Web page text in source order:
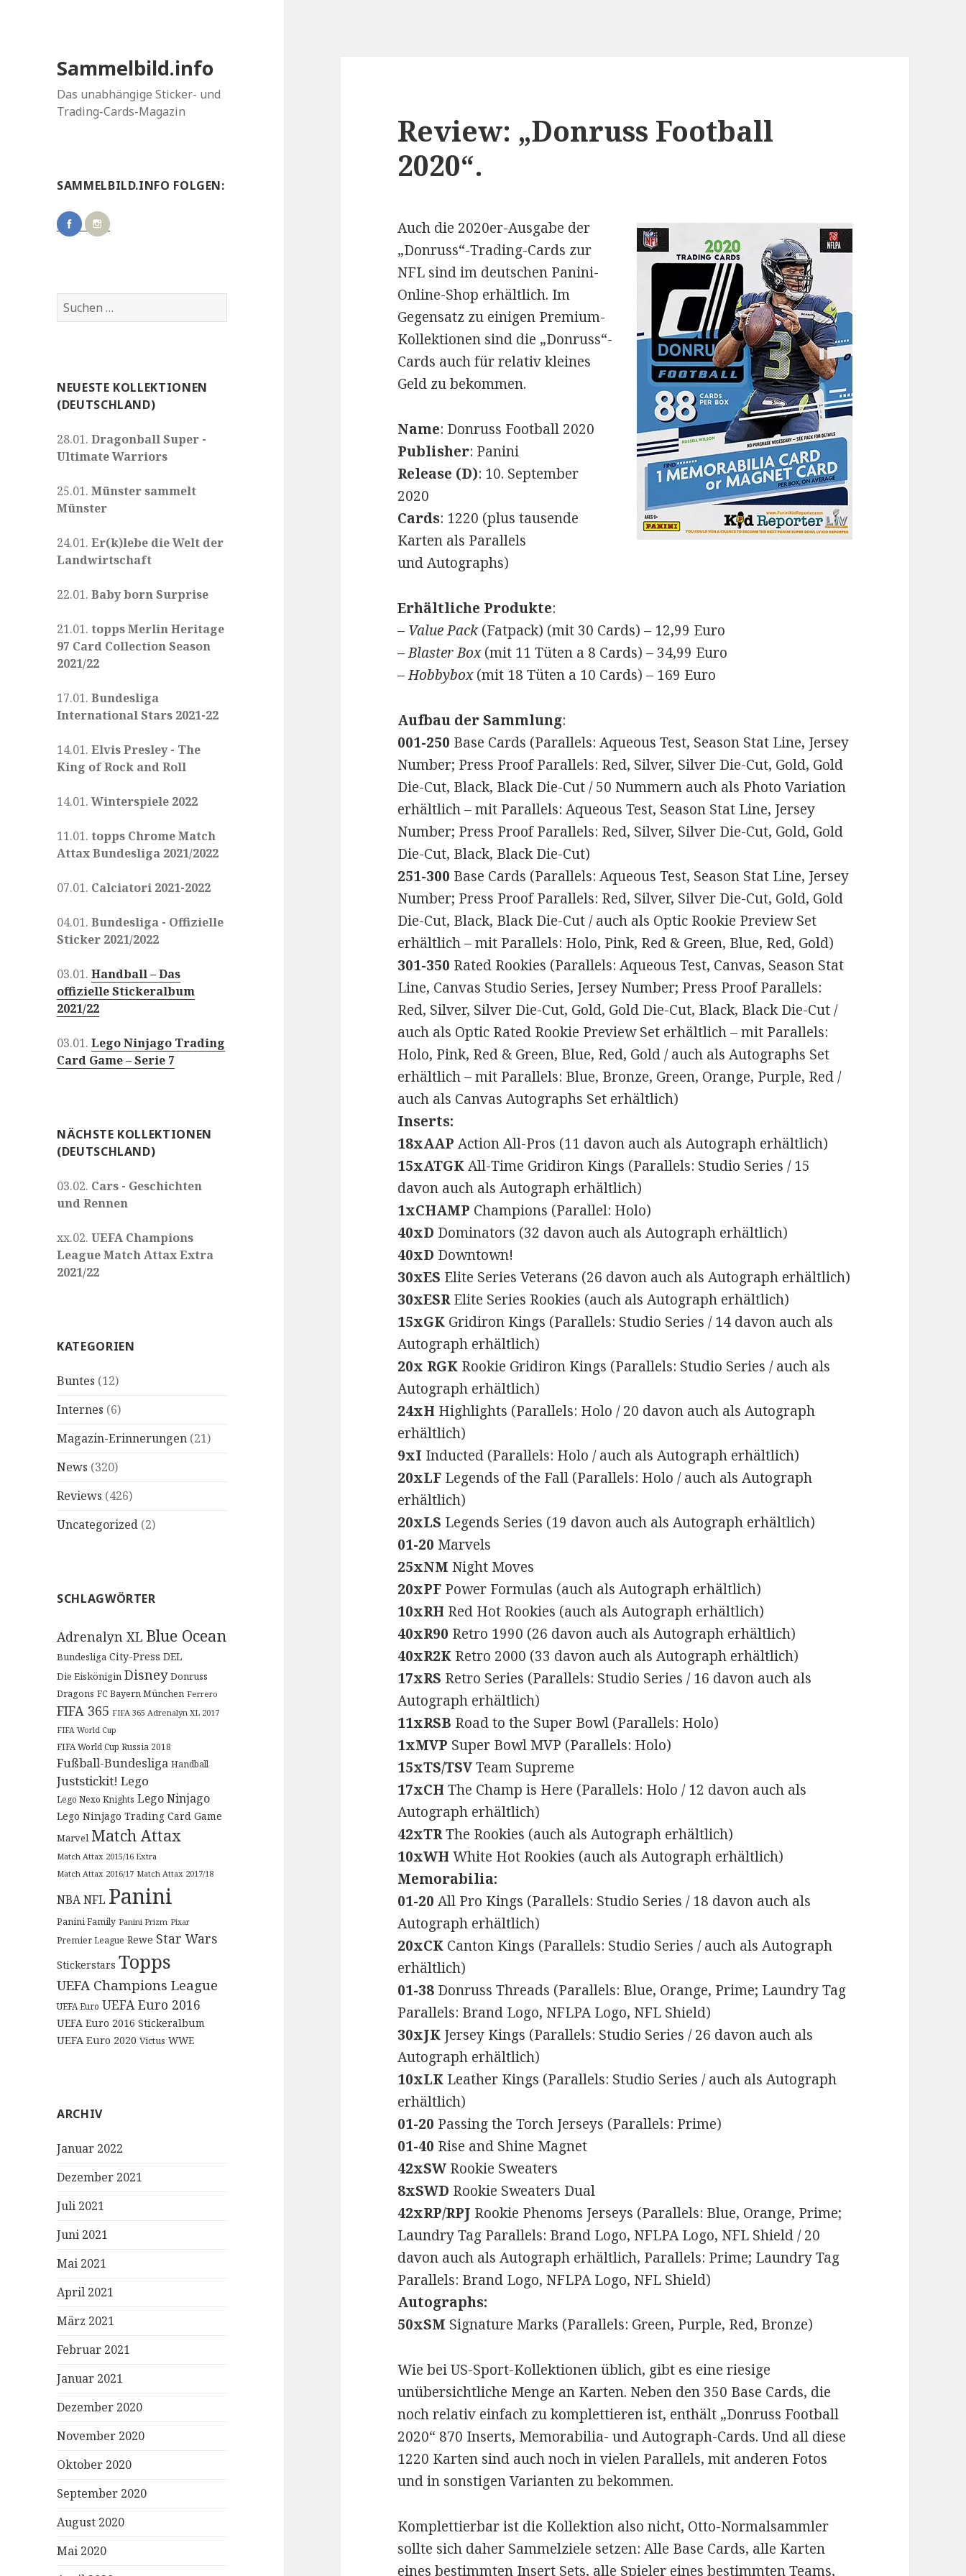
Sammelbild.info
Das unabhängige Sticker- und
Trading-Cards-Magazin
SAMMELBILD.INFO FOLGEN:
Suchen
nach:
NEUESTE KOLLEKTIONEN
(DEUTSCHLAND)
28.01.Dragonball Super -
Ultimate Warriors
25.01.Münster sammelt
Münster
24.01.Er(k)lebe die Welt der
Landwirtschaft
22.01.Baby born Surprise
21.01.topps Merlin Heritage
97 Card Collection Season
2021/22
17.01.Bundesliga
International Stars 2021-22
14.01.Elvis Presley - The
King of Rock and Roll
14.01.Winterspiele 2022
11.01.topps Chrome Match
Attax Bundesliga 2021/2022
07.01. Calciatori 2021-2022
04.01.Bundesliga - Offizielle
Sticker 2021/2022
03.01.Handball – Das
offizielle Stickeralbum
2021/22
03.01.Lego Ninjago Trading
Card Game – Serie 7
NÄCHSTE KOLLEKTIONEN
(DEUTSCHLAND)
03.02. Cars - Geschichten
und Rennen
xx.02.UEFA Champions
League Match Attax Extra
2021/22
KATEGORIEN
Buntes (12)
Internes (6)
Magazin-Erinnerungen (21)
News (320)
Reviews (426)
Uncategorized (2)
SCHLAGWÖRTER
Adrenalyn XL Blue Ocean
Bundesliga City-Press DEL
Die Eiskönigin Disney Donruss
Dragons FC Bayern München Ferrero
FIFA 365 FIFA 365 Adrenalyn XL 2017
FIFA World Cup
FIFA World Cup Russia 2018
Fußball-Bundesliga Handball
Juststickit! Lego
Lego Nexo Knights Lego Ninjago
Lego Ninjago Trading Card Game
Marvel Match Attax
Match Attax 2015/16 Extra
Match Attax 2016/17 Match Attax 2017/18
NBANFL Panini
Panini Family Panini Prizm Pixar
Premier League Rewe Star Wars
Stickerstars Topps
UEFA Champions League
UEFA Euro UEFA Euro 2016
UEFA Euro 2016 Stickeralbum
UEFA Euro 2020 Victus WWE
ARCHIV
Januar 2022
Dezember 2021
Juli 2021
Juni 2021
Mai 2021
April 2021
März 2021
Februar 2021
Januar 2021
Dezember 2020
November 2020
Oktober 2020
September 2020
August 2020
Mai 2020
Review: „Donruss Football
2020“.
Auch die 2020er-Ausgabe der
„Donruss“-Trading-Cards zur
NFL sind im deutschen Panini-
Online-Shop erhältlich. Im
Gegensatz zu einigen Premium-
Kollektionen sind die „Donruss“-
Cards auch für relativ kleines
Geld zu bekommen.
Name: Donruss Football 2020
Publisher: Panini
Release (D): 10. September
2020
Cards: 1220 (plus tausende
Karten als Parallels
und Autographs)
Erhältliche Produkte:
– Value Pack(Fatpack) (mit 30 Cards) – 12,99 Euro
–Blaster Box(mit 11 Tüten a 8 Cards) – 34,99 Euro
–Hobbybox(mit 18 Tüten a 10 Cards) – 169 Euro
Aufbau der Sammlung:
001-250 Base Cards (Parallels: Aqueous Test, Season Stat Line, Jersey
Number; Press Proof Parallels: Red, Silver, Silver Die-Cut, Gold, Gold
Die-Cut, Black, Black Die-Cut / 50 Nummern auch als Photo Variation
erhältlich – mit Parallels: Aqueous Test, Season Stat Line, Jersey
Number; Press Proof Parallels: Red, Silver, Silver Die-Cut, Gold, Gold
Die-Cut, Black, Black Die-Cut)
251-300 Base Cards (Parallels: Aqueous Test, Season Stat Line, Jersey
Number; Press Proof Parallels: Red, Silver, Silver Die-Cut, Gold, Gold
Die-Cut, Black, Black Die-Cut / auch als Optic Rookie Preview Set
erhältlich – mit Parallels: Holo, Pink, Red & Green, Blue, Red, Gold)
301-350 Rated Rookies (Parallels: Aqueous Test, Canvas, Season Stat
Line, Canvas Studio Series, Jersey Number; Press Proof Parallels:
Red, Silver, Silver Die-Cut, Gold, Gold Die-Cut, Black, Black Die-Cut /
auch als Optic Rated Rookie Preview Set erhältlich – mit Parallels:
Holo, Pink, Red & Green, Blue, Red, Gold / auch als Autographs Set
erhältlich – mit Parallels: Blue, Bronze, Green, Orange, Purple, Red /
auch als Canvas Autographs Set erhältlich)
Inserts:
18xAAP Action All-Pros (11 davon auch als Autograph erhältlich)
15xATGKAll-Time Gridiron Kings (Parallels: Studio Series / 15
davon auch als Autograph erhältlich)
1xCHAMP Champions (Parallel: Holo)
40xD Dominators (32 davon auch als Autograph erhältlich)
40xD Downtown!
30xES Elite Series Veterans (26 davon auch als Autograph erhältlich)
30xESRElite Series Rookies (auch als Autograph erhältlich)
15xGK Gridiron Kings (Parallels: Studio Series / 14 davon auch als
Autograph erhältlich)
20x RGK Rookie Gridiron Kings (Parallels: Studio Series / auch als
Autograph erhältlich)
24xH Highlights (Parallels: Holo / 20 davon auch als Autograph
erhältlich)
9xI Inducted (Parallels: Holo / auch als Autograph erhältlich)
20xLF Legends of the Fall (Parallels: Holo / auch als Autograph
erhältlich)
20xLS Legends Series (19 davon auch als Autograph erhältlich)
01-20 Marvels
25xNM Night Moves
20xPF Power Formulas (auch als Autograph erhältlich)
10xRH Red Hot Rookies (auch als Autograph erhältlich)
40xR90 Retro 1990 (26 davon auch als Autograph erhältlich)
40xR2K Retro 2000 (33 davon auch als Autograph erhältlich)
17xRS Retro Series (Parallels: Studio Series / 16 davon auch als
Autograph erhältlich)
11xRSB Road to the Super Bowl (Parallels: Holo)
1xMVP Super Bowl MVP (Parallels: Holo)
15xTS/TSVTeam Supreme
17xCH The Champ is Here (Parallels: Holo / 12 davon auch als
Autograph erhältlich)
42xTRThe Rookies (auch als Autograph erhältlich)
10xWH White Hot Rookies (auch als Autograph erhältlich)
Memorabilia:
01-20 All Pro Kings (Parallels: Studio Series / 18 davon auch als
Autograph erhältlich)
20xCK Canton Kings (Parallels: Studio Series / auch als Autograph
erhältlich)
01-38 Donruss Threads (Parallels: Blue, Orange, Prime; Laundry Tag
Parallels: Brand Logo, NFLPA Logo, NFL Shield)
30xJK Jersey Kings (Parallels: Studio Series / 26 davon auch als
Autograph erhältlich)
10xLK Leather Kings (Parallels: Studio Series / auch als Autograph
erhältlich)
01-20 Passing the Torch Jerseys (Parallels: Prime)
01-40 Rise and Shine Magnet
42xSW Rookie Sweaters
8xSWD Rookie Sweaters Dual
42xRP/RPJ Rookie Phenoms Jerseys (Parallels: Blue, Orange, Prime;
Laundry Tag Parallels: Brand Logo, NFLPA Logo, NFL Shield / 20
davon auch als Autograph erhältlich, Parallels: Prime; Laundry Tag
Parallels: Brand Logo, NFLPA Logo, NFL Shield)
Autographs:
50xSM Signature Marks (Parallels: Green, Purple, Red, Bronze)
Wie bei US-Sport-Kollektionen üblich, gibt es eine riesige
unübersichtliche Menge an Karten. Neben den 350 Base Cards, die
noch relativ einfach zu komplettieren ist, enthält „Donruss Football
2020“ 870 Inserts, Memorabilia- und Autograph-Cards. Und all diese
1220 Karten sind auch noch in vielen Parallels, mit anderen Fotos
und in sonstigen Varianten zu bekommen.
Komplettierbar ist die Kollektion also nicht, Otto-Normalsammler
sollte sich daher Sammelziele setzen: Alle Base Cards, alle Karten
eines bestimmten Insert Sets, alle Spieler eines bestimmten Teams,